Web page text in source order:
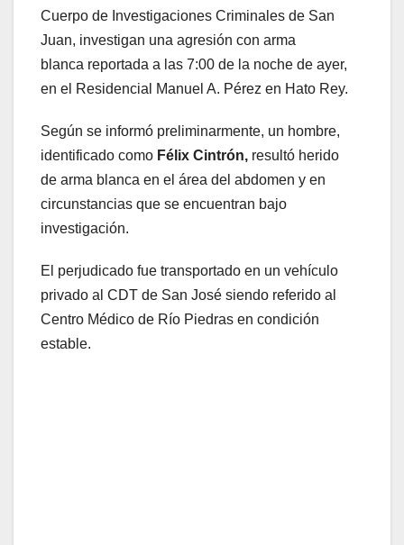
Cuerpo de Investigaciones Criminales de San
Juan, investigan una agresión con arma
blanca reportada a las 7:00 de la noche de ayer,
en el Residencial Manuel A. Pérez en Hato Rey.
Según se informó preliminarmente, un hombre,
identificado como Félix Cintrón, resultó herido
de arma blanca en el área del abdomen y en
circunstancias que se encuentran bajo
investigación.
El perjudicado fue transportado en un vehículo
privado al CDT de San José siendo referido al
Centro Médico de Río Piedras en condición
estable.